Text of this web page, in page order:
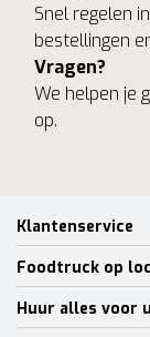
Snel regelen
bestellingen
Vragen?
We helpen je
op.
Klantenservice
Foodtruck op
Huur alles voor